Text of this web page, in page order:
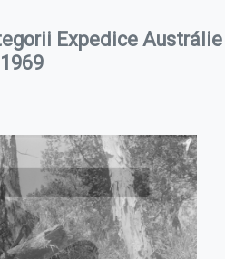
Expedice Austrálie
1969